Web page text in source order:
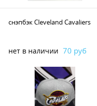
снэпбэк Cleveland Cavaliers
нет в наличии 70 руб